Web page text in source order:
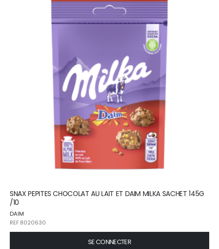
SNAX PEPITES CHOCOLAT AU LAIT ET DAIM MILKA SACHET 145G
/10
DAIM
REF.8020630
SE CONNECTER